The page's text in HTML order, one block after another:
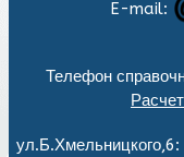
E-mail:
Телефон
ул.Б.Хмельницкого,6: